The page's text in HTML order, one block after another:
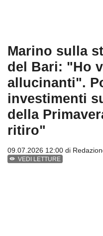
Marino sulla
del Bari: "Ho
allucinanti".
investimenti
della
ritiro"
09.07.2026 12:00 di
VEDI LETTURE